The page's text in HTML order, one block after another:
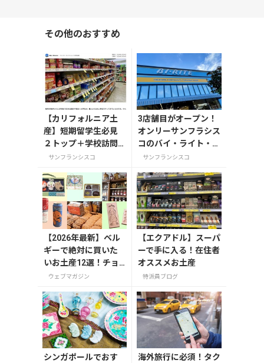
その他のおすすめ
【カリフォルニア土
産】短期留学生必見
２トップ＋学校訪問
で日本土産のベスト
サンフランシスコ
3店舗目がオープン！
オンリーサンフラシス
コのバイ・ライト・ポ
ーク
サンフランシスコ
【2026年最新】ベル
ギーで絶対に買いた
いお土産12選！チョ
コレートやビール・
ウェブマガジン
【エクアドル】スーパ
ーで手に入る！在住者
オススメお土産
特派員ブログ
シンガポールでおす
海外旅行に必須！タク